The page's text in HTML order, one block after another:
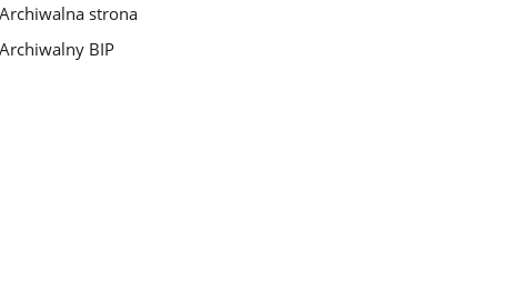
Archiwalna strona
Archiwalny BIP